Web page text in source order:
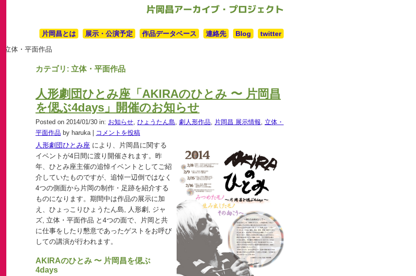
片岡昌とは 展示・公演予定 作品データベース 連絡先 Blog
twitter
> 立体・平面作品
カテゴリ: 立体・平面作品
人形劇団ひとみ座「AKIRAのひとみ 〜 片岡昌
を偲ぶ4days」開催のお知らせ
Posted on 2014/01/30 in: お知らせ, ひょうたん島, 劇人形作品, 片岡昌 展示情報, 立体・
平面作品 by haruka コメントを投稿
人形劇団ひとみ座 により、片岡昌に関する
イベントが4日間に渡り開催されます。昨
年、ひとみ座主催の追悼イベントとしてご紹
介していたものですが、追悼一辺倒ではなく
4つの側面から片岡の制作・足跡を紹介する
ものになります。期間中は作品の展示に加
え、ひょっこりひょうたん島, 人形劇, ジャ
ズ, 立体・平面作品 と4つの面で、片岡と共
に仕事をしたり懇意であったゲストをお呼び
しての講演が行われます。
AKIRAのひとみ 〜 片岡昌を偲ぶ
4days